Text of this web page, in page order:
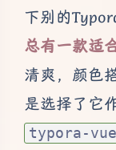
下别的
总有一款适
清爽，颜色
是选择了它
typora-